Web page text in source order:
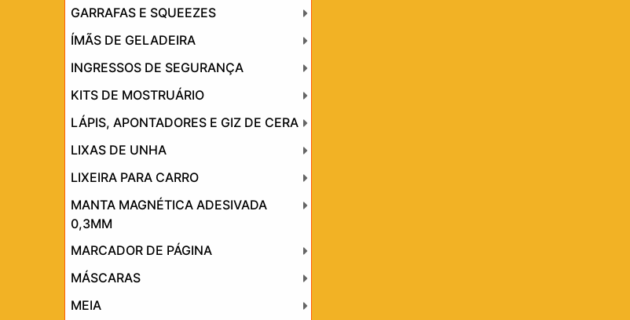
GARRAFAS E SQUEEZES
ÍMÃS DE GELADEIRA
INGRESSOS DE SEGURANÇA
KITS DE MOSTRUÁRIO
LÁPIS, APONTADORES E GIZ DE CERA
LIXAS DE UNHA
LIXEIRA PARA CARRO
MANTA MAGNÉTICA ADESIVADA
0,3MM
MARCADOR DE PÁGINA
MÁSCARAS
MEIA